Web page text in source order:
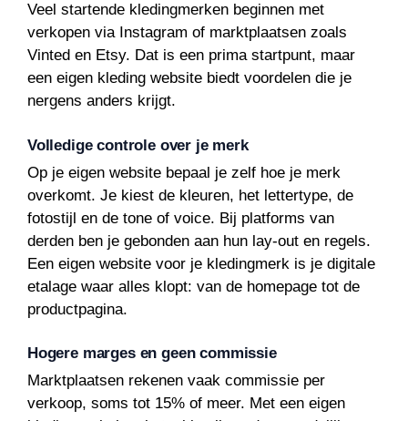
Veel startende kledingmerken beginnen met
verkopen via Instagram of marktplaatsen zoals
Vinted en Etsy. Dat is een prima startpunt, maar
een eigen kleding website biedt voordelen die je
nergens anders krijgt.
Volledige controle over je merk
Op je eigen website bepaal je zelf hoe je merk
overkomt. Je kiest de kleuren, het lettertype, de
fotostijl en de tone of voice. Bij platforms van
derden ben je gebonden aan hun lay-out en regels.
Een eigen website voor je kledingmerk is je digitale
etalage waar alles klopt: van de homepage tot de
productpagina.
Hogere marges en geen commissie
Marktplaatsen rekenen vaak commissie per
verkoop, soms tot 15% of meer. Met een eigen